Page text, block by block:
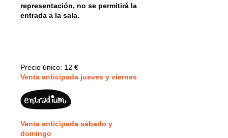
representación, no se permitirá la
entrada a la sala.
Precio único: 12 €
Venta anticipada jueves y viernes
Venta anticipada sábado y
domingo